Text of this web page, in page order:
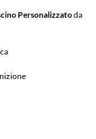
Personalizzatoda